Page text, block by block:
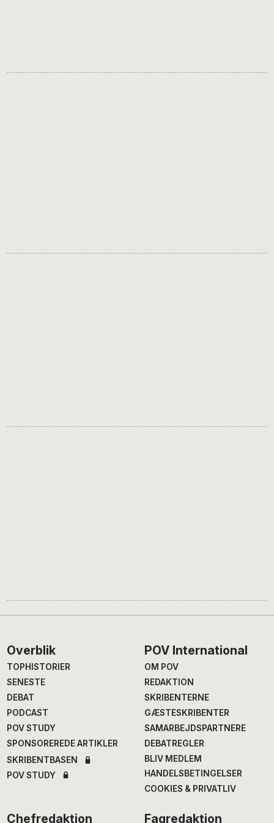
Footer
Overblik
TOPHISTORIER
SENESTE
DEBAT
PODCAST
POV STUDY
SPONSOREREDE ARTIKLER
SKRIBENTBASEN
POV STUDY
POV International
OM POV
REDAKTION
SKRIBENTERNE
GÆSTESKRIBENTER
SAMARBEJDSPARTNERE
DEBATREGLER
BLIV MEDLEM
HANDELSBETINGELSER
COOKIES & PRIVATLIV
Chefredaktion Fagredaktion